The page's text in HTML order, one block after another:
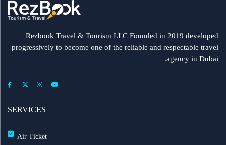
مطار الشارقة يطلق رحلات مباشرة إلى ميونيخ عبر
فلاي دبي: تأخير بعض الرحلات بسبب الأحوال الجوية
عرض طيران الإمارات إلى دبي | عشاء بحري وزيارة فنية
Rezbook Travel & Tourism LLC Founded in 2019 developed
progressively to become one of the reliable and respectable travel
agency in Dubai.
SERVICES
Air Ticket